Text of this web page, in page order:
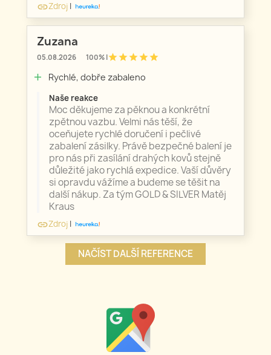
linkZdroj |
Zuzana
05.08.2026 100% |starstarstarstarstar
add Rychlé, dobře zabaleno
Naše reakce
Moc děkujeme za pěknou a konkrétní
zpětnou vazbu. Velmi nás těší, že
oceňujete rychlé doručení i pečlivé
zabalení zásilky. Právě bezpečné balení je
pro nás při zasílání drahých kovů stejně
důležité jako rychlá expedice. Vaší důvěry
si opravdu vážíme a budeme se těšit na
další nákup. Za tým GOLD & SILVER Matěj
Kraus
linkZdroj |
NAČÍST DALŠÍ REFERENCE